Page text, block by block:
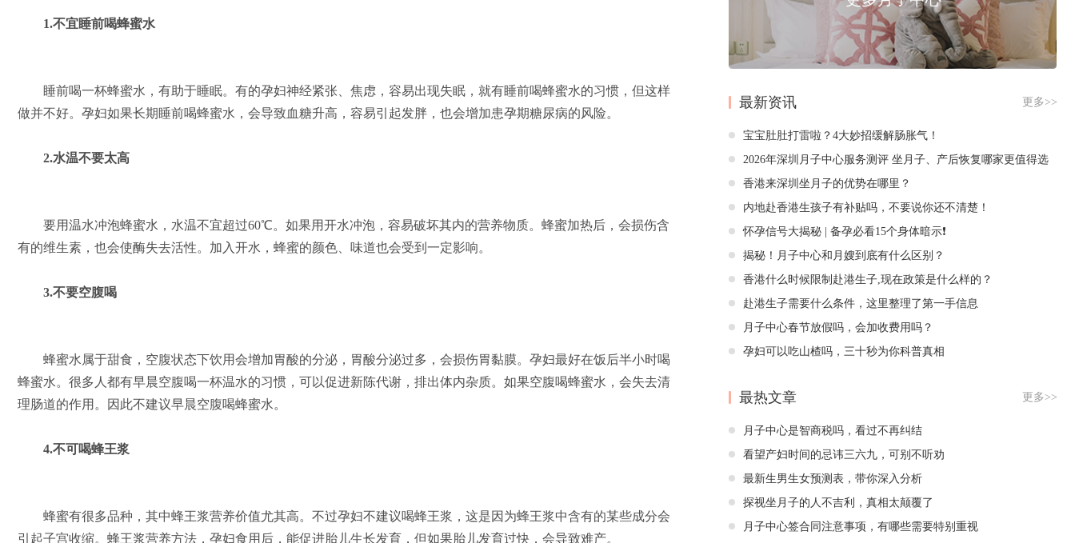
1.不宜睡前喝蜂蜜水
睡前喝一杯蜂蜜水，有助于睡眠。有的孕妇神经紧张、焦虑，容易出现失眠，就有睡前喝蜂蜜水的习惯，但这样
做并不好。孕妇如果长期睡前喝蜂蜜水，会导致血糖升高，容易引起发胖，也会增加患孕期糖尿病的风险。
2.水温不要太高
要用温水冲泡蜂蜜水，水温不宜超过60℃。如果用开水冲泡，容易破坏其内的营养物质。蜂蜜加热后，会损伤含
有的维生素，也会使酶失去活性。加入开水，蜂蜜的颜色、味道也会受到一定影响。
3.不要空腹喝
蜂蜜水属于甜食，空腹状态下饮用会增加胃酸的分泌，胃酸分泌过多，会损伤胃黏膜。孕妇最好在饭后半小时喝
蜂蜜水。很多人都有早晨空腹喝一杯温水的习惯，可以促进新陈代谢，排出体内杂质。如果空腹喝蜂蜜水，会失去清
理肠道的作用。因此不建议早晨空腹喝蜂蜜水。
4.不可喝蜂王浆
蜂蜜有很多品种，其中蜂王浆营养价值尤其高。不过孕妇不建议喝蜂王浆，这是因为蜂王浆中含有的某些成分会
引起子宫收缩。蜂王浆营养方法，孕妇食用后，能促进胎儿生长发育，但如果胎儿发育过快，会导致难产。
最新资讯 更多>>
宝宝肚肚打雷啦？4大妙招缓解肠胀气！
2026年深圳月子中心服务测评 坐月子、产后恢复哪家更值得选
香港来深圳坐月子的优势在哪里？
内地赴香港生孩子有补贴吗，不要说你还不清楚！
怀孕信号大揭秘 | 备孕必看15个身体暗示❗️
揭秘！月子中心和月嫂到底有什么区别？
香港什么时候限制赴港生子,现在政策是什么样的？
赴港生子需要什么条件，这里整理了第一手信息
月子中心春节放假吗，会加收费用吗？
孕妇可以吃山楂吗，三十秒为你科普真相
最热文章 更多>>
月子中心是智商税吗，看过不再纠结
看望产妇时间的忌讳三六九，可别不听劝
最新生男生女预测表，带你深入分析
探视坐月子的人不吉利，真相太颠覆了
月子中心签合同注意事项，有哪些需要特别重视